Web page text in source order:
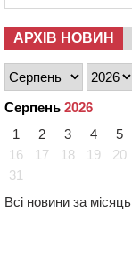
АРХІВ НОВИН
Серпень 2026
1
2 3 4 5
16
17 18 19 20
31
Всі новини за місяць